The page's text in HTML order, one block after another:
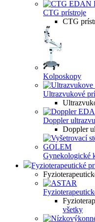
CTG prístroje
CTG
Kolposkopy
Ultrazvukové
Doppler
Doppler
Gynekologické
Fyzioterapeutické
všetky